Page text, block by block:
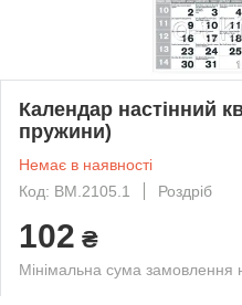
Календар настінний
пружини)
Немає в наявності
Код: BM.2105.1
Роздріб
102 ₴
Мінімальна сума замовлення